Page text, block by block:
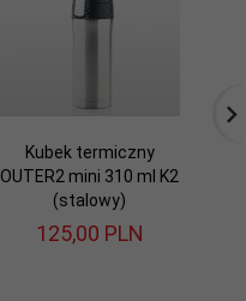
Kubek termiczny
OUTER2 mini 310 ml K2
(stalowy)
125,00 PLN